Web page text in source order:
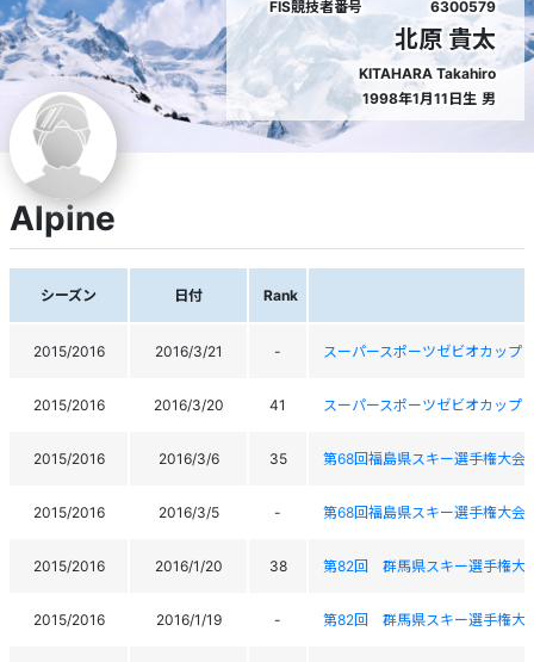
FIS競技者番号
6300579
北原 貴太
KITAHARA Takahiro
1998年1月11日生 男
Alpine
シーズン 日付 Rank
2015/2016 2016/3/21 - スーパースポーツゼビオカッ
2015/2016 2016/3/20 41 スーパースポーツゼビオカッ
2015/2016 2016/3/6 35 第68回福島県スキー選手権大会
2015/2016 2016/3/5 - 第68回福島県スキー選手権大会
2015/2016 2016/1/20 38 第82回 群馬県スキー選手権大
2015/2016 2016/1/19 - 第82回 群馬県スキー選手権大